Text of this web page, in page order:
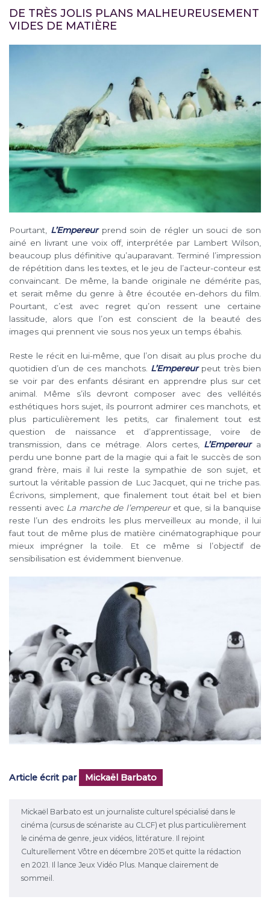
DE TRÈS JOLIS PLANS MALHEUREUSEMENT
VIDES DE MATIÈRE
Pourtant, L’Empereurprend soin de régler un souci de son
ainé en livrant une voix off, interprétée par Lambert Wilson,
beaucoup plus définitive qu’auparavant. Terminé l’impression
de répétition dans les textes, et le jeu de l’acteur-conteur est
convaincant. De même, la bande originale ne démérite pas,
et serait même du genre à être écoutée en-dehors du film.
Pourtant, c’est avec regret qu’on ressent une certaine
lassitude, alors que l’on est conscient de la beauté des
images qui prennent vie sous nos yeux un temps ébahis.
Reste le récit en lui-même, que l’on disait au plus proche du
quotidien d’un de ces manchots. L’Empereurpeut très bien
se voir par des enfants désirant en apprendre plus sur cet
animal. Même s’ils devront composer avec des velléités
esthétiques hors sujet, ils pourront admirer ces manchots, et
plus particulièrement les petits, car finalement tout est
question de naissance et d’apprentissage, voire de
transmission, dans ce métrage. Alors certes, L’Empereura
perdu une bonne part de la magie qui a fait le succès de son
grand frère, mais il lui reste la sympathie de son sujet, et
surtout la véritable passion de Luc Jacquet, qui ne triche pas.
Écrivons, simplement, que finalement tout était bel et bien
ressenti avec La marche de l’empereuret que, si la banquise
reste l’un des endroits les plus merveilleux au monde, il lui
faut tout de même plus de matière cinématographique pour
mieux imprégner la toile. Et ce même si l’objectif de
sensibilisation est évidemment bienvenue.
Article écrit par Mickaël Barbato
Mickaël Barbato est un journaliste culturel spécialisé dans le
cinéma (cursus de scénariste au CLCF) et plus particulièrement
le cinéma de genre, jeux vidéos, littérature. Il rejoint
Culturellement Vôtre en décembre 2015 et quitte la rédaction
en 2021. Il lance Jeux Vidéo Plus. Manque clairement de
sommeil.